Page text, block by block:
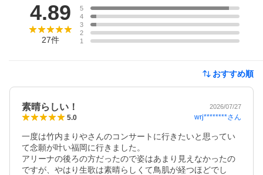
4.89
27件
5
4
3
2
1
おすすめ順
素晴らしい！ 2026/07/27
5.0 wrj********さん
一度は竹内まりやさんのコンサートに行きたいと思ってい
て念願が叶い福岡に行きました。
アリーナの後ろの方だったので姿はあまり見えなかったの
ですが、やはり生歌は素晴らしくて鳥肌が経つほどでし